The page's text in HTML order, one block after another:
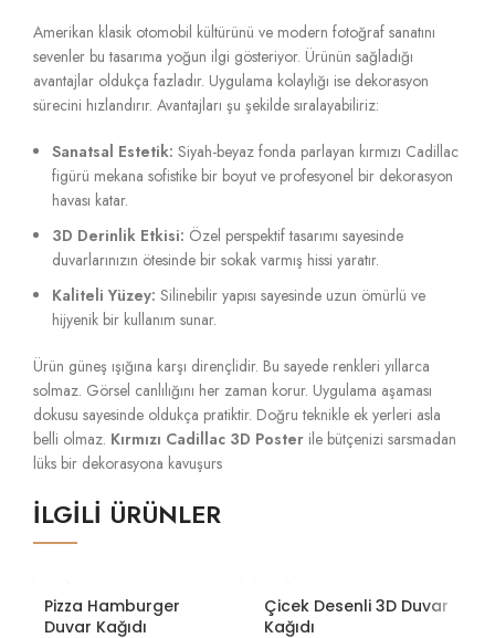
Amerikan klasik otomobil kültürünü ve modern fotoğraf sanatını
sevenler bu tasarıma yoğun ilgi gösteriyor. Ürünün sağladığı
avantajlar oldukça fazladır. Uygulama kolaylığı ise dekorasyon
sürecini hızlandırır. Avantajları şu şekilde sıralayabiliriz:
Sanatsal Estetik: Siyah-beyaz fonda parlayan kırmızı Cadillac
figürü mekana sofistike bir boyut ve profesyonel bir dekorasyon
havası katar.
3D Derinlik Etkisi: Özel perspektif tasarımı sayesinde
duvarlarınızın ötesinde bir sokak varmış hissi yaratır.
Kaliteli Yüzey: Silinebilir yapısı sayesinde uzun ömürlü ve
hijyenik bir kullanım sunar.
Ürün güneş ışığına karşı dirençlidir. Bu sayede renkleri yıllarca
solmaz. Görsel canlılığını her zaman korur. Uygulama aşaması
dokusu sayesinde oldukça pratiktir. Doğru teknikle ek yerleri asla
belli olmaz. Kırmızı Cadillac 3D Poster ile bütçenizi sarsmadan
lüks bir dekorasyona kavuşurs
İLGILI ÜRÜNLER
Pizza Hamburger
Duvar Kağıdı
Çicek Desenli 3D Duvar
Kağıdı